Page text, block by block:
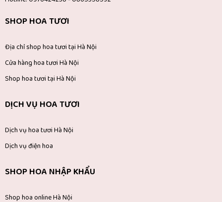
SHOP HOA TƯƠI
Địa chỉ shop hoa tươi tại Hà Nội
Cửa hàng hoa tươi Hà Nội
Shop hoa tươi tại Hà Nội
DỊCH VỤ HOA TƯƠI
Dịch vụ hoa tươi Hà Nội
Dịch vụ điện hoa
SHOP HOA NHẬP KHẨU
Shop hoa online Hà Nội